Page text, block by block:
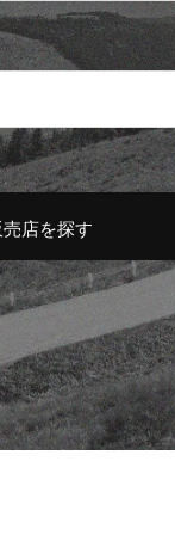
店を探す